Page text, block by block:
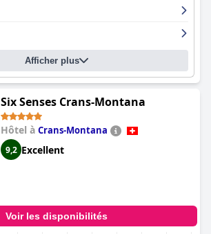
Afficher plus
Six Senses Crans-Montana
Hôtel à Crans-Montana
9,2 Excellent
Voir les disponibilités